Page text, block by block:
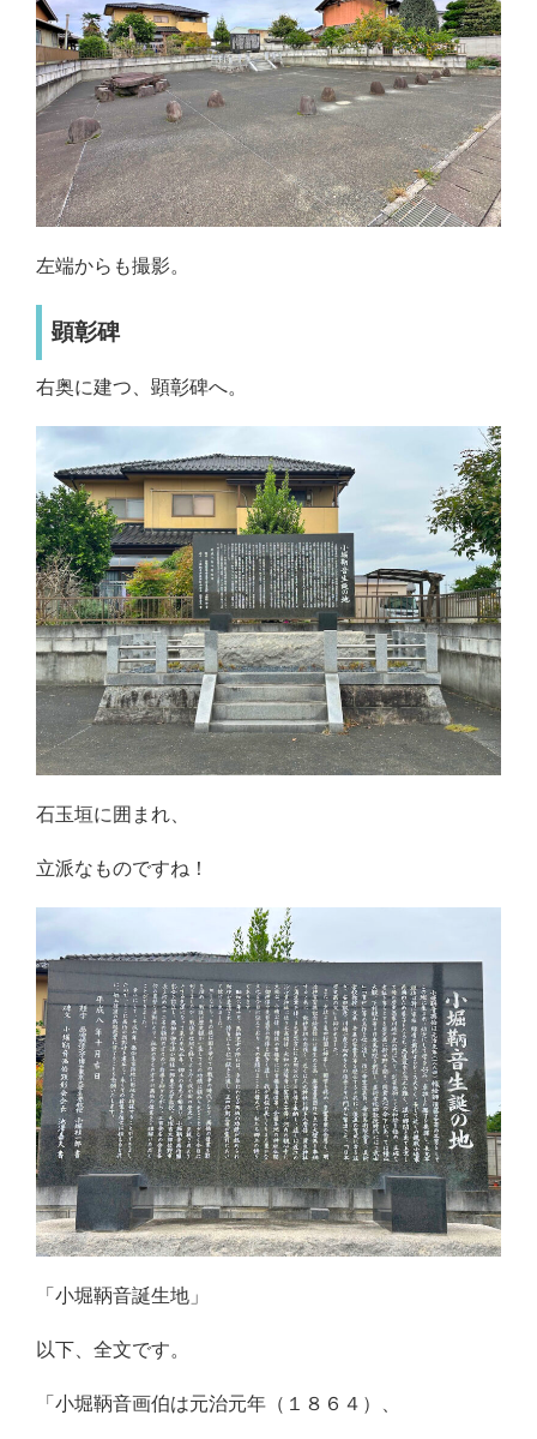
左端からも撮影。
顕彰碑
右奥に建つ、顕彰碑へ。
石玉垣に囲まれ、
立派なものですね！
「小堀鞆音誕生地」
以下、全文です。
「小堀鞆音画伯は元治元年（１８６４）、